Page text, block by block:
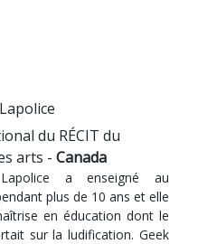
du RÉCIT du
arts - Canada
Lapolice a enseigné au
plus de 10 ans et elle
en éducation dont le
sur la ludification. Geek